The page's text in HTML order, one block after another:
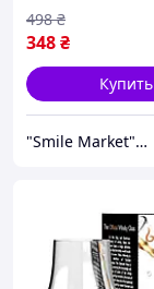
348₴
498 ₴
Купить
"Smile Market" интернет-магазин